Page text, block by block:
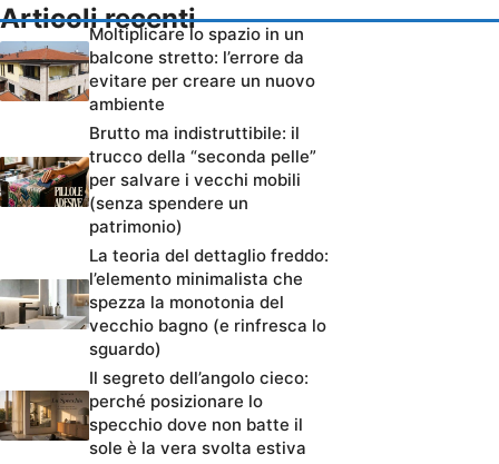
Articoli recenti
Moltiplicare lo spazio in un
balcone stretto: l’errore da
evitare per creare un nuovo
ambiente
Brutto ma indistruttibile: il
trucco della “seconda pelle”
per salvare i vecchi mobili
(senza spendere un
patrimonio)
La teoria del dettaglio freddo:
l’elemento minimalista che
spezza la monotonia del
vecchio bagno (e rinfresca lo
sguardo)
Il segreto dell’angolo cieco:
perché posizionare lo
specchio dove non batte il
sole è la vera svolta estiva